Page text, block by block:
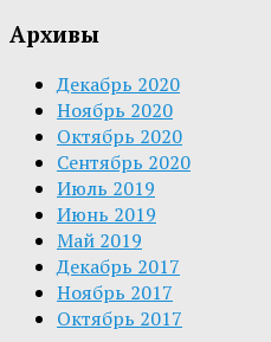
Архивы
Декабрь 2020
Ноябрь 2020
Октябрь 2020
Сентябрь 2020
Июль 2019
Июнь 2019
Май 2019
Декабрь 2017
Ноябрь 2017
Октябрь 2017